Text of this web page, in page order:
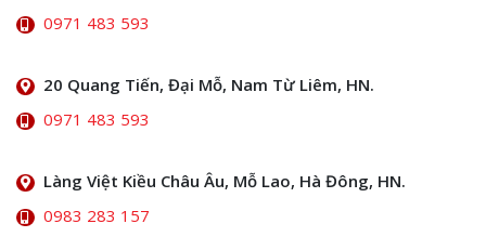
0971 483 593
20 Quang Tiến, Đại Mỗ, Nam Từ Liêm, HN.
0971 483 593
Làng Việt Kiều Châu Âu, Mỗ Lao, Hà Đông, HN.
0983 283 157